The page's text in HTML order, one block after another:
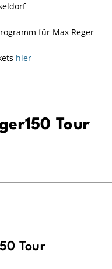
für Max Reger
hier
Tour
Tour